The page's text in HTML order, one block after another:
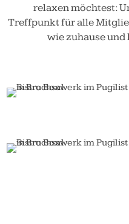
relaxen möchtest:
Treffpunkt für alle
wie zuhause und